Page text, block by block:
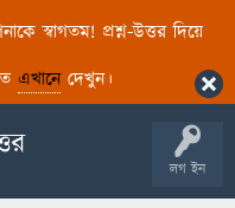
স্বাগতম! প্রশ্ন-উত্তর দিয়ে
এখানেদেখুন।
লগ ইন